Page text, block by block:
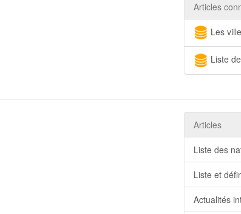
Articles
Les
Liste
Articles
Liste des
Liste et
Actualités